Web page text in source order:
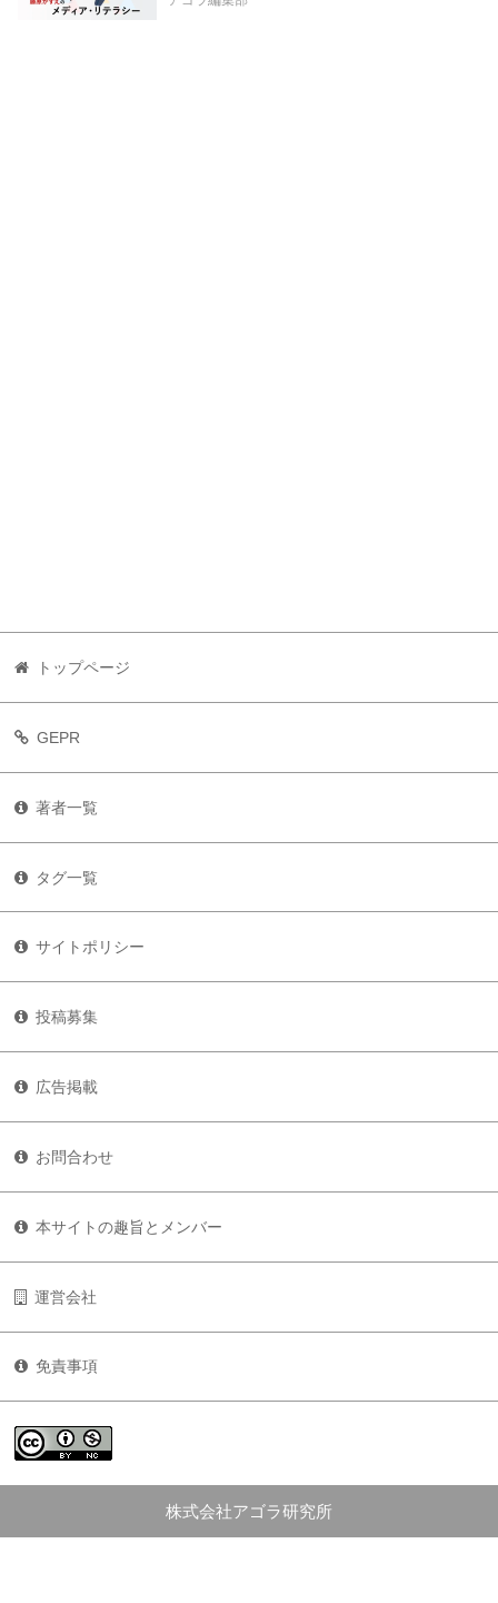
トップページ
GEPR
著者一覧
タグ一覧
サイトポリシー
投稿募集
広告掲載
お問合わせ
本サイトの趣旨とメンバー
運営会社
免責事項
株式会社アゴラ研究所